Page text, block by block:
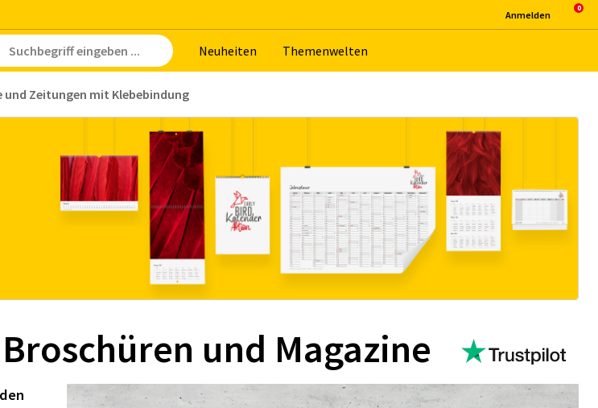
Neu­hei­ten The­men­wel­ten
An­mel­den
und Zeitungen mit Klebebindung
und Ma­ga­zi­ne